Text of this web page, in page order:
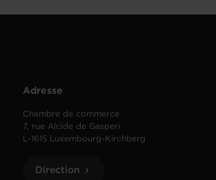
Adresse
Chambre de commerce
7, rue Alcide de Gasperi
L-1615 Luxembourg-Kirchberg
Direction